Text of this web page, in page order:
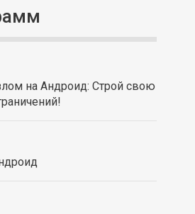
на Андроид: Строй свою